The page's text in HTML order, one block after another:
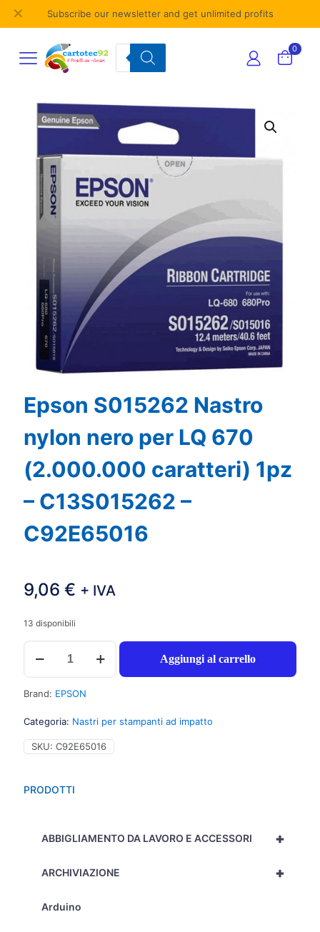
Subscribe our newsletter and get unlimited profits
✕
Products
search
0
PRODOTTI
+
ABBIGLIAMENTO DA LAVORO E ACCESSORI
+
ARCHIVIAZIONE
Arduino
Epson S015262 Nastro
nylon nero per LQ 670
(2.000.000 caratteri) 1pz
– C13S015262 –
C92E65016
9,06 € + IVA
13 disponibili
Epson
S015262
Nastro
nylon
nero
LQ
670
(2.000.000
-
C92E65016
Aggiungi al carrello
Brand: EPSON
Categoria: Nastri per stampanti ad impatto
SKU: C92E65016